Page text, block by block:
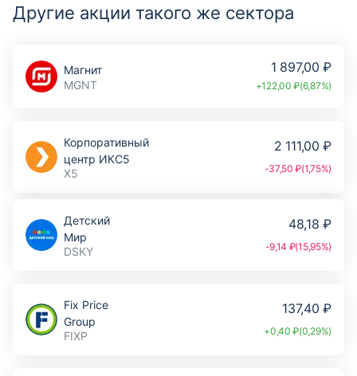
Другие акции такого же сектора
Магнит
MGNT
1 897,00 ₽
+122,00 ₽(6,87%)
Корпоративный
центр ИКС5
X5
2 111,00 ₽
-37,50 ₽(1,75%)
Детский
Мир
DSKY
48,18 ₽
-9,14 ₽(15,95%)
Fix Price
Group
FIXP
137,40 ₽
+0,40 ₽(0,29%)